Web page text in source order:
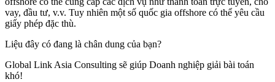
vay, đầu tư, v.v. Tuy nhiên một số quốc gia offshore có thể yêu cầu
giấy phép đặc thù.
Liệu đây có đang là chân dung của bạn?
Global Link Asia Consulting sẽ giúp Doanh nghiệp giải bài toán
khó!